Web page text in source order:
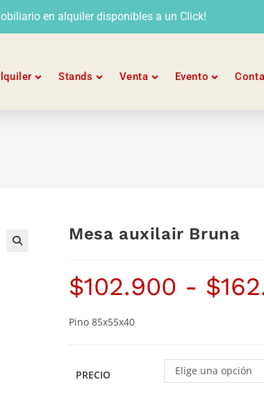
en alquiler disponibles a un Click!
Stands Venta Evento
Mesa auxilair Bruna
$102.900 - $
Pino 85x55x40
PRECIO Elige una opción